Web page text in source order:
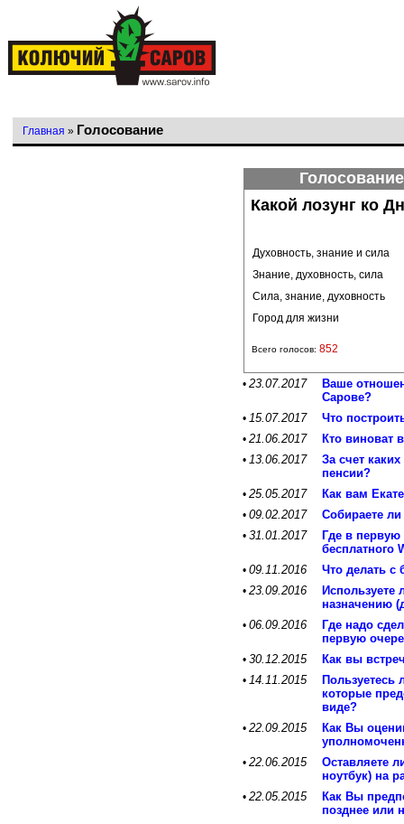
Главная » Голосование
Какой лозунг ко
Духовность, знание и сила
Знание, духовность, сила
Сила, знание, духовность
Город для жизни
Всего голосов: 852
• 23.07.2017
Ваше
Сарове?
• 15.07.2017 Что
• 21.06.2017 Кто виноват
• 13.06.2017
За счет
пенсии?
• 25.05.2017 Как вам
• 09.02.2017 Собираете
• 31.01.2017
Где в первую
бесплатного
• 09.11.2016 Что делать с
• 23.09.2016
назначению
• 06.09.2016
Где надо
первую
• 30.12.2015 Как вы
• 14.11.2015
Пользуетесь
которые
виде?
• 22.09.2015
Как Вы
• 22.06.2015
Оставляете
ноутбук) на
• 22.05.2015
Как Вы
позднее или